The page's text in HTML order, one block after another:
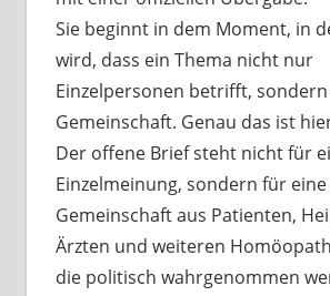
Sie beginnt in dem Moment, in
wird, dass ein Thema nicht nur
Einzelpersonen betrifft,
Gemeinschaft. Genau das ist
Der offene Brief steht nicht für
Einzelmeinung, sondern für
Gemeinschaft aus Patienten,
Ärzten und weiteren
die politisch wahrgenommen